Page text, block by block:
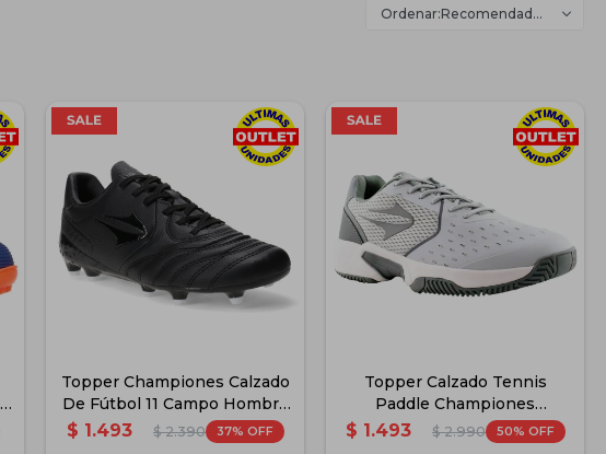
Recomendados
Topper Championes Calzado
De Fútbol 11 Campo Hombre
- Negro
$ 1.493 $ 2.390 37
Topper Calzado Tennis
Paddle Championes
Deportivo - Gris/Blanco
$ 1.493 $ 2.990 50